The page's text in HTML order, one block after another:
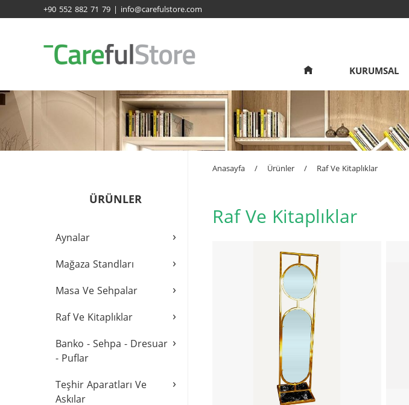
+90 552 882 71 79 | info@carefulstore.com
KURUMSAL
ÜRÜNLER
›
Aynalar
›
Mağaza Standları
›
Masa Ve Sehpalar
›
Raf Ve Kitaplıklar
›
Banko - Sehpa - Dresuar
- Puflar
›
Teşhir Aparatları Ve
Askılar
Anasayfa / Ürünler / Raf Ve Kitaplıklar
Raf Ve Kitaplıklar